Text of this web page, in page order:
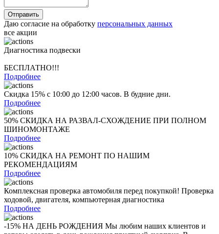
Даю согласие на обработку персональных данных
все акции
Диагностика подвески
БЕСПЛАТНО!!!
Подробнее
Скидка 15% с 10:00 до 12:00 часов. В будние дни.
Подробнее
50% СКИДКА НА РАЗВАЛ-СХОЖДЕНИЕ ПРИ ПОЛНОМ
ШИНОМОНТАЖЕ
Подробнее
10% СКИДКА НА РЕМОНТ ПО НАШИМ
РЕКОМЕНДАЦИЯМ
Подробнее
Комплексная проверка автомобиля перед покупкой! Проверка
ходовой, двигателя, компьютерная диагностика
Подробнее
-15% НА ДЕНЬ РОЖДЕНИЯ Мы любим наших клиентов и